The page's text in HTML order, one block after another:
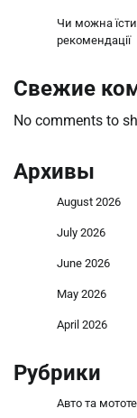
Чи можна їсти
рекомендації
Свежие
No comments to
Архивы
August 2026
July 2026
June 2026
May 2026
April 2026
Рубрики
Авто та